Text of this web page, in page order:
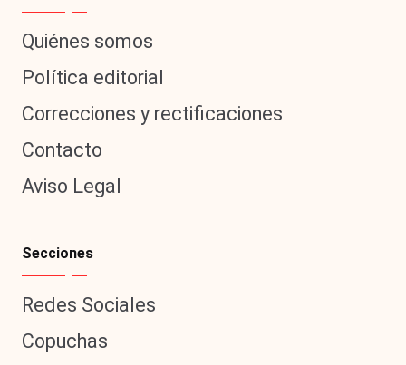
Quiénes somos
Política editorial
Correcciones y rectificaciones
Contacto
Aviso Legal
Secciones
Redes Sociales
Copuchas